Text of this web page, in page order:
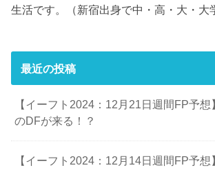
生活です。（新宿出身で中・高・大・大
最近の投稿
【イーフト2024：12月21日週間FP予
のDFが来る！？
【イーフト2024：12月14日週間FP予想